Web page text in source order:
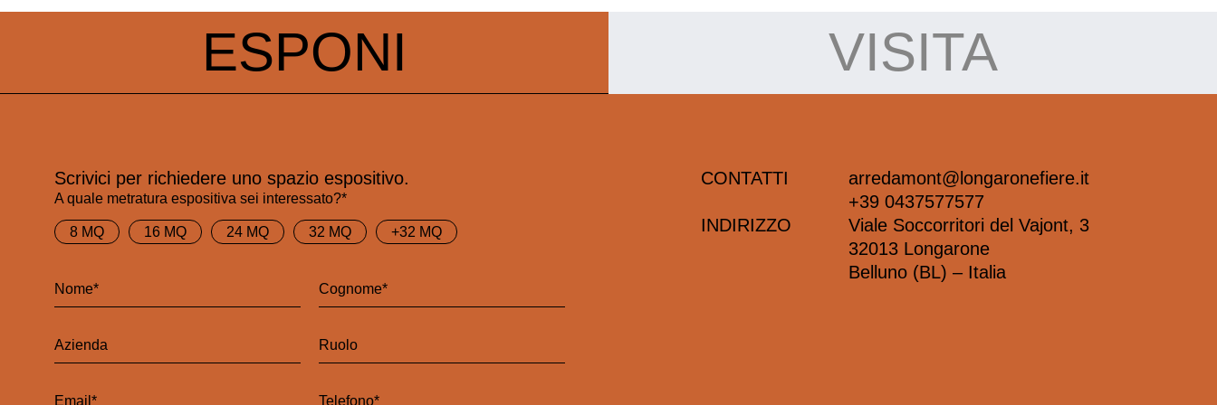
ESPONI VISITA
Scrivici per richiedere uno spazio espositivo.
A quale metratura espositiva sei interessato?*
8 MQ 16 MQ 24 MQ 32 MQ +32 MQ
CONTATTI
arredamont@longaronefiere.it
+39 0437577577
INDIRIZZO
Viale Soccorritori del Vajont, 3
32013 Longarone
Belluno (BL) – Italia